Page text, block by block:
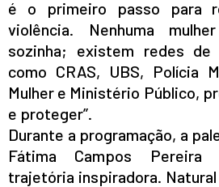
é o primeiro passo para
violência. Nenhuma
sozinha; existem redes de
como CRAS, UBS, Polícia
Mulher e Ministério Público,
e proteger”.
Durante a programação, a
Fátima Campos Pereira
trajetória inspiradora.